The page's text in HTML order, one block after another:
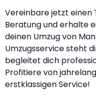
Vereinbare jetzt einen
Beratung und erhalte
deinen Umzug von
Umzugsservice steht
begleitet dich
Profitiere von
erstklassigen Service!